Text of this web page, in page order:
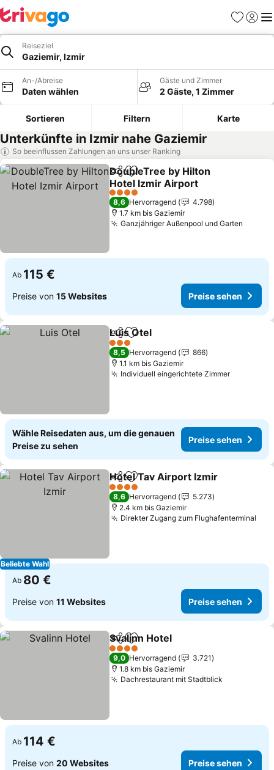
Favoriten
Reiseziel
Gaziemir, Izmir
An-/Abreise
Daten wählen
Gäste und Zimmer
2 Gäste, 1 Zimmer
Sortieren Filtern Karte
Unterkünfte in Izmir nahe Gaziemir
So beeinflussen Zahlungen an uns unser Ranking
TeilenZu Favoriten hinzufügen
DoubleTree by Hilton
Hotel Izmir Airport
4 Sterne
8,6 Hervorragend
4.798
1.7 km bis Gaziemir
Ganzjähriger Außenpool und Garten
Ab 115 €
Preise von 15 Websites Preise sehen
TeilenZu Favoriten hinzufügen
Luis Otel
3 Sterne
8,5 Hervorragend
866
1.1 km bis Gaziemir
Individuell eingerichtete Zimmer
Wähle Reisedaten aus, um die genauen
Preise zu sehen
Preise sehen
Beliebte Wahl
TeilenZu Favoriten hinzufügen
Hotel Tav Airport Izmir
4 Sterne
8,6 Hervorragend
5.273
2.4 km bis Gaziemir
Direkter Zugang zum Flughafenterminal
Ab 80 €
Preise von 11 Websites Preise sehen
TeilenZu Favoriten hinzufügen
Svalinn Hotel
4 Sterne
9,0 Hervorragend
3.721
1.8 km bis Gaziemir
Dachrestaurant mit Stadtblick
Ab 114 €
Preise von 20 Websites Preise sehen